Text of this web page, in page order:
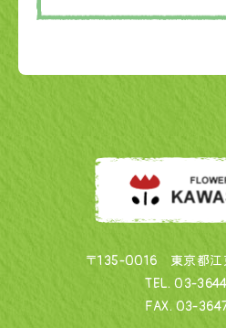
〒135-0016 東京都江
TEL.03-
FAX. 03-